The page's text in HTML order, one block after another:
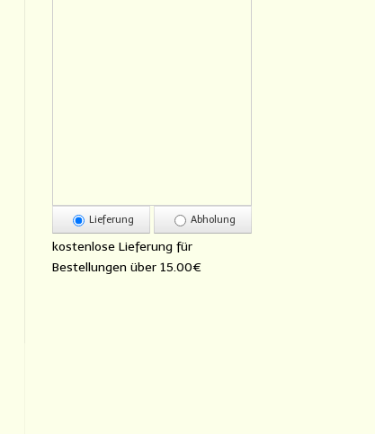
Lieferung Abholung
kostenlose Lieferung für
Bestellungen über 15.00€